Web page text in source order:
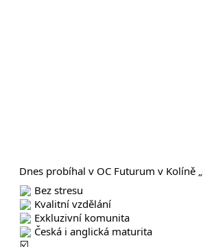
Dnes probíhal v OC Futurum v Kolíně
Bez stresu
Kvalitní vzdělání
Exkluzivní komunita
Česká i anglická maturita